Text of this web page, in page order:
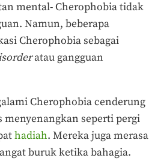
mental- Cherophobia tidak
Namun, beberapa
Cherophobia sebagai
atau gangguan
Cherophobia cenderung
seperti pergi
hadiah. Mereka juga merasa
buruk ketika bahagia.